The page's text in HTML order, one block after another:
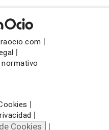
|
|
|
|
Cookies |